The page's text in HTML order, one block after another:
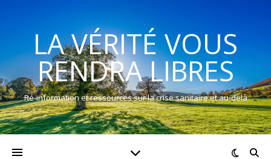
LA VÉRITÉ VOUS
RENDRA LIBRES
Ré-information et ressources sur la crise sanitaire et au-delà